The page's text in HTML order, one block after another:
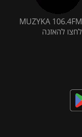
MUZYKA 106.4FM
לחצו להאזנה